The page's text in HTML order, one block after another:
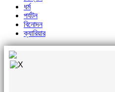
ধর্ম
পর্যটন
বিনোদন
ক্যারিয়ার